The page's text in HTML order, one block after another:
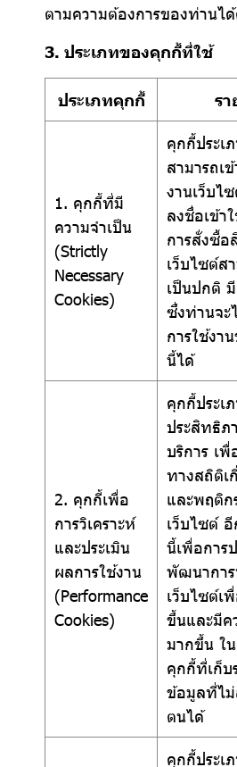
ตามความต้องการของท่านไ
3. ประเภทของคุกกี้ที่ใช้
ประเภทคุกกี้ รา
1. คุกกี้ที่มี
ความจำเป็น
(Strictly
Necessary
Cookies)
คุกกี้ประเ
สามารถเ
งานเว็บไ
ลงชื่อเข้า
การสั่งซื้อ
เว็บไซต์ส
เป็นปกติ
ซึ่งท่านจะ
การใช้งา
นี้ได้
2. คุกกี้เพื่อ
การวิเคราะห์
และประเมิน
ผลการใช้งาน
(Performance
Cookies)
คุกกี้ประเ
ประสิทธิภ
บริการ เ
ทางสถิติเ
และพฤติก
เว็บไซต์
นี้เพื่อการ
พัฒนากา
เว็บไซต์
ขึ้นและมีค
มากขึ้น ใ
คุกกี้ที่เก็บ
ข้อมูลที่ไม่
ตนได้
คุกกี้ประเ